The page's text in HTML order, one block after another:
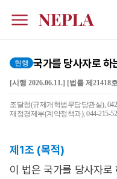
현행 국가를 당사자로 하
[시행 2026.06.11.] [법률 제21418
조달청(규제개혁법무담당관실),
재정경제부(계약정책과), 044-215-
제1조 (목적)
이 법은 국가를 당사자